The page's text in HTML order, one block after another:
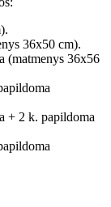
36x50 cm).
(matmenys 36x56
+ 2 k. papildoma